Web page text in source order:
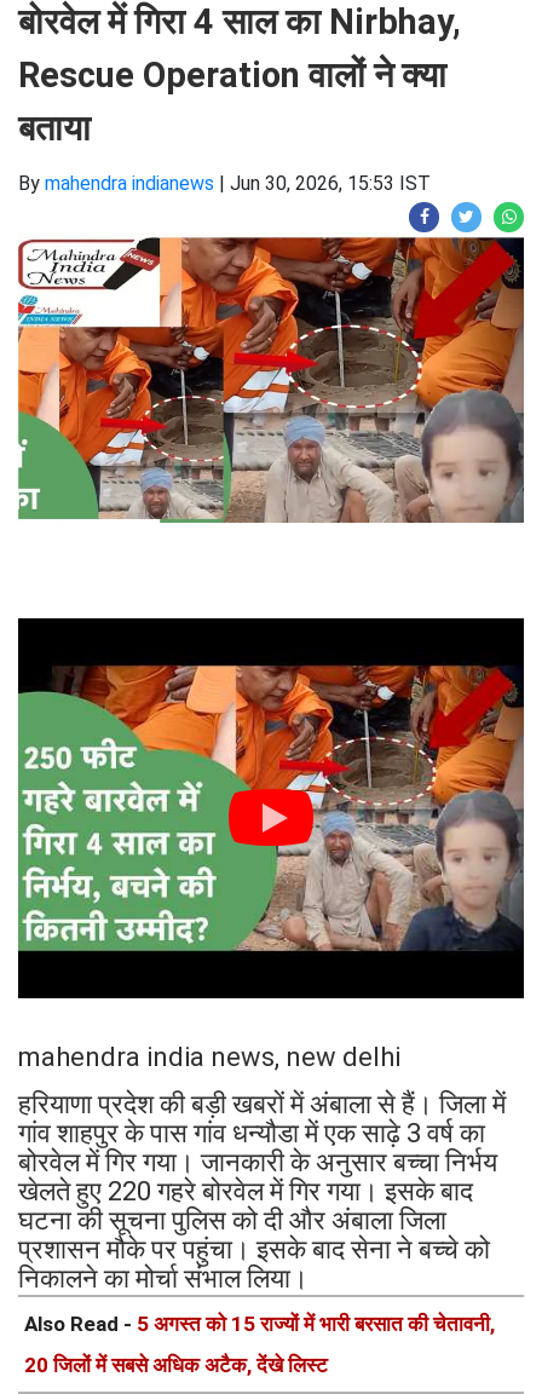
बोरवेल में गिरा 4 साल का Nirbhay,
Rescue Operation वालों ने क्या
बताया
By mahendra indianews | Jun 30, 2026, 15:53 IST
mahendra india news, new delhi
हरियाणा प्रदेश की बड़ी खबरों में अंबाला से हैं। जिला में
गांव शाहपुर के पास गांव धन्यौडा में एक साढ़े 3 वर्ष का
बोरवेल में गिर गया। जानकारी के अनुसार बच्चा निर्भय
खेलते हुए 220 गहरे बोरवेल में गिर गया। इसके बाद
घटना की सूचना पुलिस को दी और अंबाला जिला
प्रशासन मौके पर पहुंचा। इसके बाद सेना ने बच्चे को
निकालने का मोर्चा संभाल लिया।
Also Read - 5 अगस्त को 15 राज्यों में भारी बरसात की चेतावनी,
20 जिलों में सबसे अधिक अटैक, देंखे लिस्ट